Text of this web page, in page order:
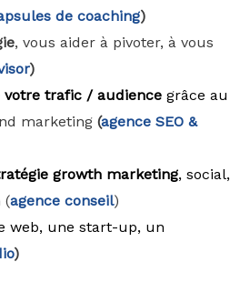
de coaching)
, vous aider à pivoter, à vous
)
votre trafic / audience grâce au
marketing (agence SEO &
growth marketing, social,
(agence conseil)
web, une start-up, un
)